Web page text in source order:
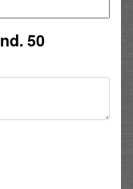
50